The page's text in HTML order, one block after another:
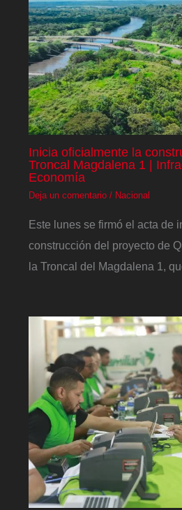
Inicia oficialmente la
Troncal Magdalena 1 |
Economía
Deja un comentario / Nacional
Este lunes se firmó el acta de
construcción del proyecto de
la Troncal del Magdalena 1,